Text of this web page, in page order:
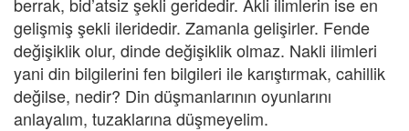
gelişmiş şekli ileridedir. Zamanla gelişirler. Fende
değişiklik olur, dinde değişiklik olmaz. Nakli ilimleri
yani din bilgilerini fen bilgileri ile karıştırmak, cahillik
değilse, nedir? Din düşmanlarının oyunlarını
anlayalım, tuzaklarına düşmeyelim.